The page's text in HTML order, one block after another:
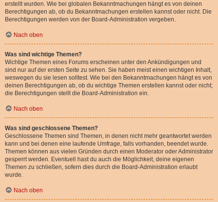
erstellt wurden. Wie bei globalen Bekanntmachungen hängt es von deinen
Berechtigungen ab, ob du Bekanntmachungen erstellen kannst oder nicht. Die
Berechtigungen werden von der Board-Administration vergeben.
Nach oben
Was sind wichtige Themen?
Wichtige Themen eines Forums erscheinen unter den Ankündigungen und
sind nur auf der ersten Seite zu sehen. Sie haben meist einen wichtigen Inhalt,
weswegen du sie lesen solltest. Wie bei den Bekanntmachungen hängt es von
deinen Berechtigungen ab, ob du wichtige Themen erstellen kannst oder nicht;
die Berechtigungen stellt die Board-Administration ein.
Nach oben
Was sind geschlossene Themen?
Geschlossene Themen sind Themen, in denen nicht mehr geantwortet werden
kann und bei denen eine laufende Umfrage, falls vorhanden, beendet wurde.
Themen können aus vielen Gründen durch einen Moderator oder Administrator
gesperrt werden. Eventuell hast du auch die Möglichkeit, deine eigenen
Themen zu schließen, sofern dies durch die Board-Administration erlaubt
wurde.
Nach oben